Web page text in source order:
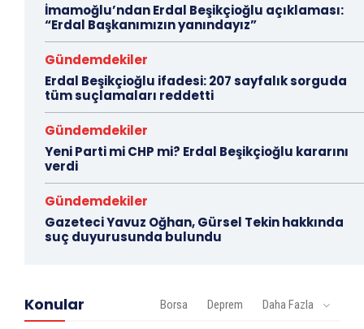
İmamoğlu’ndan Erdal Beşikçioğlu açıklaması:
“Erdal Başkanımızın yanındayız”
Gündemdekiler
Erdal Beşikçioğlu ifadesi: 207 sayfalık sorguda
tüm suçlamaları reddetti
Gündemdekiler
Yeni Parti mi CHP mi? Erdal Beşikçioğlu kararını
verdi
Gündemdekiler
Gazeteci Yavuz Oğhan, Gürsel Tekin hakkında
suç duyurusunda bulundu
Konular Borsa Deprem Daha Fazla